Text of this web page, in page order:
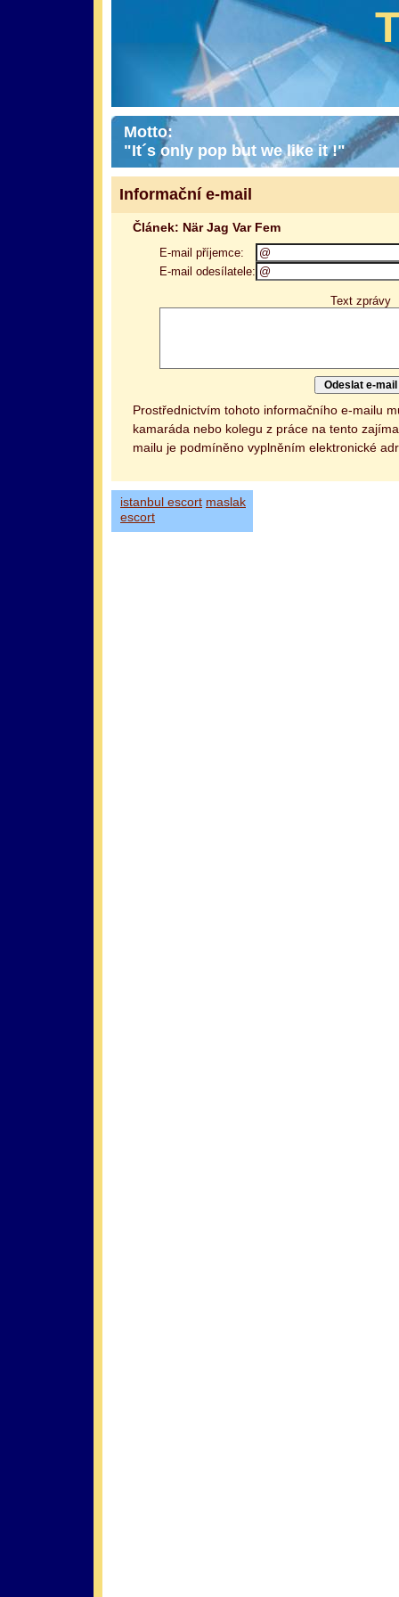
Motto:
"It´s only pop but we like it !"
Informační e-mail
Článek: När Jag Var Fem
E-mail příjemce:
E-mail odesílatele:
Text zprávy
Prostřednictvím tohoto informačního e-mailu
kamaráda nebo kolegu z práce na tento
mailu je podmíněno vyplněním elektronické
istanbul escort maslak
escort